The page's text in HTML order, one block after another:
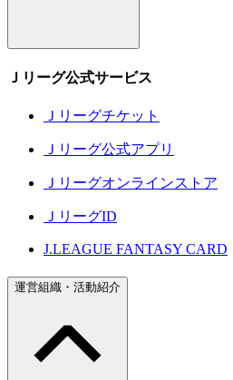
Ｊリーグ公式サービス
Ｊリーグチケット
Ｊリーグ公式アプリ
Ｊリーグオンラインストア
ＪリーグID
J.LEAGUE FANTASY CARD
運営組織・活動紹介